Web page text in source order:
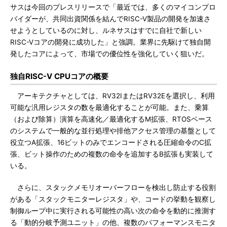
サスは今回のプレスリリースで「最近では、多くのマイコンプロ
バイダーが、共同出資関係を結んでRISC-V製品の開発を加速さ
せようとしているのに対し、ルネサスはすでに自社で新しい
RISC-Vコアの開発に成功した」と強調。業界に先駆けて独自開
発したコアによって、市場での優位性を強化していく狙いだ。
独自RISC-V CPUコアの概要
アーキテクチャとしては、RV32IまたはRV32Eを選択し、利用
可能な汎用レジスタの数を最適化することが可能。また、乗算
（および除算）演算を高速化／最適化するM拡張、RTOSベース
のシステムで一般的な並行処理や排他アクセス管理の基盤として
役立つA拡張、16ビットのみでエンコードされる圧縮命令のC拡
張、ビット操作のための複数の命令を追加するB拡張も実装して
いる。
さらに、スタックメモリオーバーフローを検出し防止する役割
がある「スタックモニターレジスタ」や、コードの挙動を観察し
制御ループ中に実行される可能性の高い次の命令を動的に推測す
る「動的分岐予測ユニット」の他、複数のパフォーマンスモニタ